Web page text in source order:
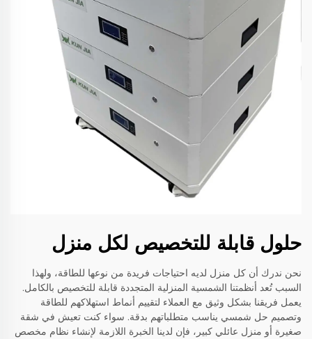
حلول قابلة للتخصيص لكل منزل
نحن ندرك أن كل منزل لديه احتياجات فريدة من نوعها للطاقة، ولهذا
السبب تُعد أنظمتنا الشمسية المنزلية المتجددة قابلة للتخصيص بالكامل.
يعمل فريقنا بشكل وثيق مع العملاء لتقييم أنماط استهلاكهم للطاقة
وتصميم حل شمسي يناسب متطلباتهم بدقة. سواء كنت تعيش في شقة
صغيرة أو منزل عائلي كبير، فإن لدينا الخبرة اللازمة لإنشاء نظام مخصص